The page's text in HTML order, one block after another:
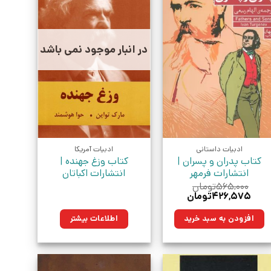
ادبیات داستانی
کتاب پدران و پسران |
انتشارات فرمهر
۵۶۵,۰۰۰تومان
قیمت
۵۶۵,۰۰۰تومان
بود.
۴۲۶,۵۷۵تومانقیمت
۴۲۶,۵۷۵تومان.افزودن به سبد خرید
در انبار موجود نمی باشد
ادبیات آمریکا
کتاب وزغ جهنده |
انتشارات اکباتان
اطلاعات بیشتر